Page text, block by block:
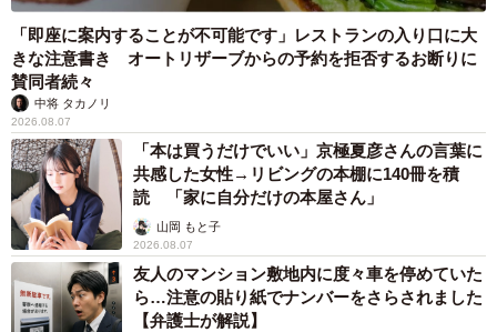
「即座に案内することが不可能です」レストランの入り口に大
きな注意書き オートリザーブからの予約を拒否するお断りに
賛同者続々
中将 タカノリ
2026.08.07
「本は買うだけでいい」京極夏彦さんの言葉に
共感した女性→リビングの本棚に140冊を積
読 「家に自分だけの本屋さん」
山岡 もと子
2026.08.07
友人のマンション敷地内に度々車を停めていた
ら…注意の貼り紙でナンバーをさらされました
【弁護士が解説】